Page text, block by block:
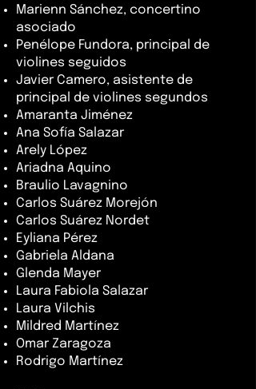
Marienn Sánchez, concertino
asociado
Penélope Fundora, principal de
violines seguidos
Javier Camero, asistente de
principal de violines segundos
Amaranta Jiménez
Ana Sofía Salazar
Arely López
Ariadna Aquino
Braulio Lavagnino
Carlos Suárez Morejón
Carlos Suárez Nordet
Eyliana Pérez
Gabriela Aldana
Glenda Mayer
Laura Fabiola Salazar
Laura Vilchis
Mildred Martínez
Omar Zaragoza
Rodrigo Martínez